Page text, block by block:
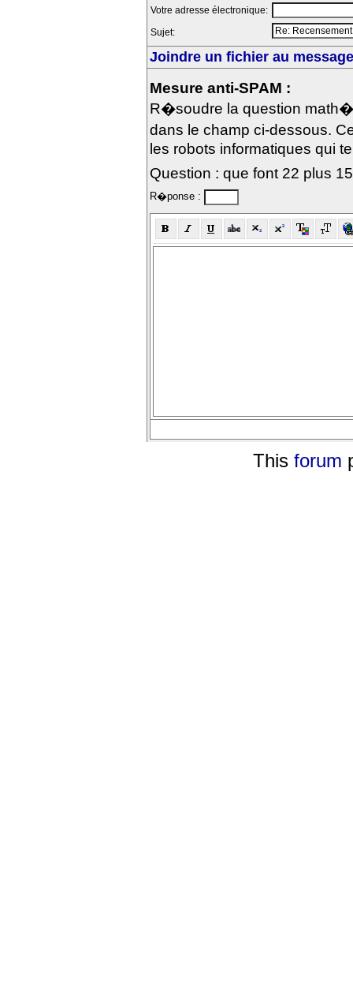
Votre adresse électronique:
Sujet:
Joindre un fichier au
Mesure anti-SPAM :
R�soudre la question
dans le champ ci-dessous.
les robots informatiques qui
Question : que font 22 plus
R�ponse :
This forum